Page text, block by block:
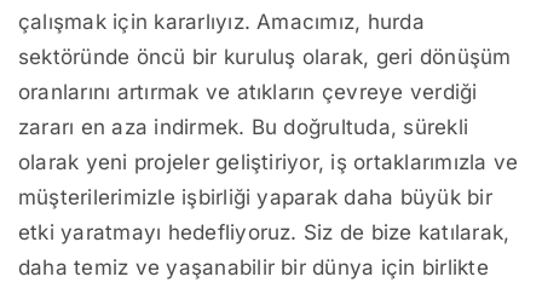
çalışmak için kararlıyız. Amacımız, hurda
sektöründe öncü bir kuruluş olarak, geri dönüşüm
oranlarını artırmak ve atıkların çevreye verdiği
zararı en aza indirmek. Bu doğrultuda, sürekli
olarak yeni projeler geliştiriyor, iş ortaklarımızla ve
müşterilerimizle işbirliği yaparak daha büyük bir
etki yaratmayı hedefliyoruz. Siz de bize katılarak,
daha temiz ve yaşanabilir bir dünya için birlikte